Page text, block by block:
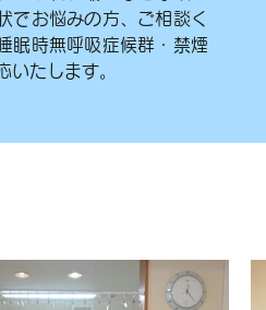
でお悩みの方、ご相談く
眠時無呼吸症候群・禁煙
いたします。